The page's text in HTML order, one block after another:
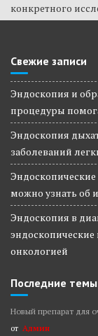
конкретного
Свежие записи
Эндоскопия и
процедуры
Эндоскопия
заболеваний
можно узнать об
Эндоскопия в
онкологией
Последние
Новый препарат для
от Админ